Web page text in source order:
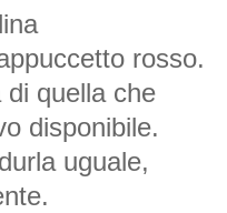
rosso.
di quella che
disponibile.
uguale,